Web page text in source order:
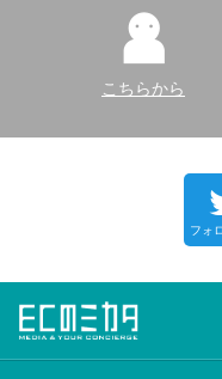
こちらから
フォ